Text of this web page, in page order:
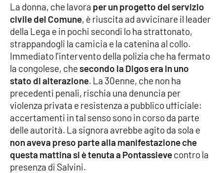
Sport
RUBRICHE
Good Morning Vietnam
Parchi Marini Calabria
Leggendo Alvaro insieme
Imprese Di Calabria
La donna, che lavora per un progetto del servizio
civile del Comune, è riuscita ad avvicinare il leader
della Lega e in pochi secondi lo ha strattonato,
strappandogli la camicia e la catenina al collo.
Immediato l'intervento della polizia che ha fermato
la congolese, chesecondo la Digos era in uno
stato di alterazione. La 30enne, che non ha
precedenti penali, rischia una denuncia per
violenza privata e resistenza a pubblico ufficiale:
accertamenti in tal senso sono in corso da parte
delle autorità. La signora avrebbe agito da sola e
non aveva preso parte alla manifestazione che
questa mattina si è tenuta a Pontassievecontro la
presenza di Salvini.